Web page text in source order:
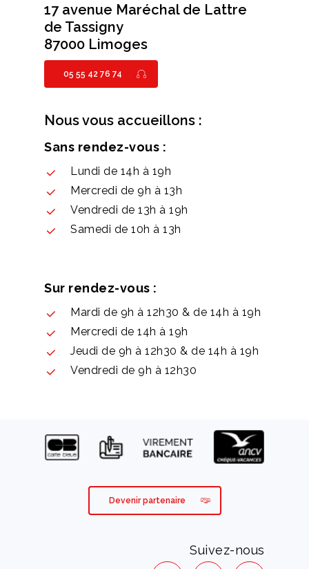
17 avenue Maréchal de Lattre
de Tassigny
87000 Limoges
05 55 42 76 74
Nous vous accueillons :
Sans rendez-vous :
Lundi de 14h à 19h
Mercredi de 9h à 13h
Vendredi de 13h à 19h
Samedi de 10h à 13h
Sur rendez-vous :
Mardi de 9h à 12h30 & de 14h à 19h
Mercredi de 14h à 19h
Jeudi de 9h à 12h30 & de 14h à 19h
Vendredi de 9h à 12h30
Devenir partenaire
Suivez-nous